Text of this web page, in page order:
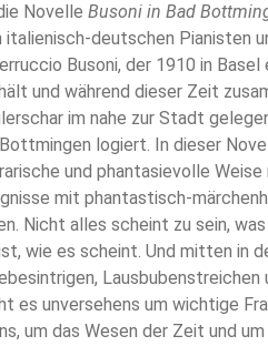
Novelle Busoni in Bad
italienisch-deutschen Pianisten
Busoni, der 1910 in Basel
und während dieser Zeit
im nahe zur Stadt
logiert. In dieser
und phantasievolle Weise
mit phantastisch-
Nicht alles scheint zu sein,
wie es scheint. Und mitten in
Lausbubenstreichen
es unversehens um wichtige
um das Wesen der Zeit und um